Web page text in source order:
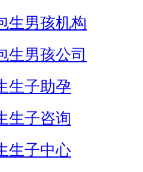
生男孩机构
生男孩公司
生子助孕
生子咨询
生子中心